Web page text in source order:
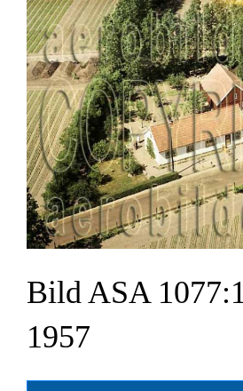
Bild ASA
1957